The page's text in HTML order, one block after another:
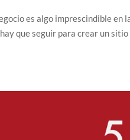
es algo imprescindible
que seguir para crear un